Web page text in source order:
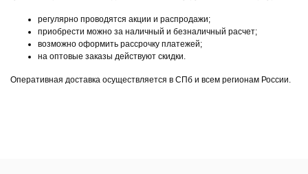
регулярно проводятся акции и распродажи;
приобрести можно за наличный и безналичный расчет;
возможно оформить рассрочку платежей;
на оптовые заказы действуют скидки.
Оперативная доставка осуществляется в СПб и всем регионам России.